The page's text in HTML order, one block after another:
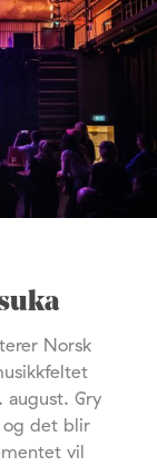
Norsk
august. Gry
og det blir
vil